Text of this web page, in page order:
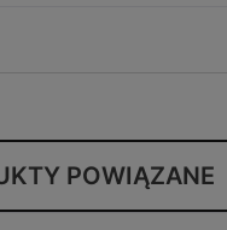
POWIĄZANE